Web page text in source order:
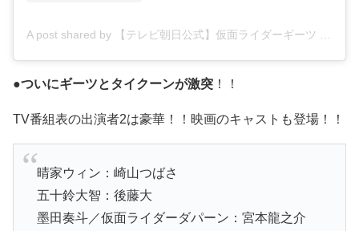
●ついにギーツとタイクーンが激突 ！！
TV番組表の出演者2は豪華！！映画のキャストも登場！！
晴家ウィン：崎山つばさ
五十鈴大智：後藤大
墨田奏斗／仮面ライダーダパーン：宮本龍之介